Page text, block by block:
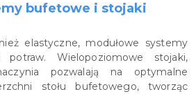
bufetowe i stojaki
elastyczne, modułowe systemy
potraw. Wielopoziomowe stojaki,
pozwalają na optymalne
stołu bufetowego, tworząc